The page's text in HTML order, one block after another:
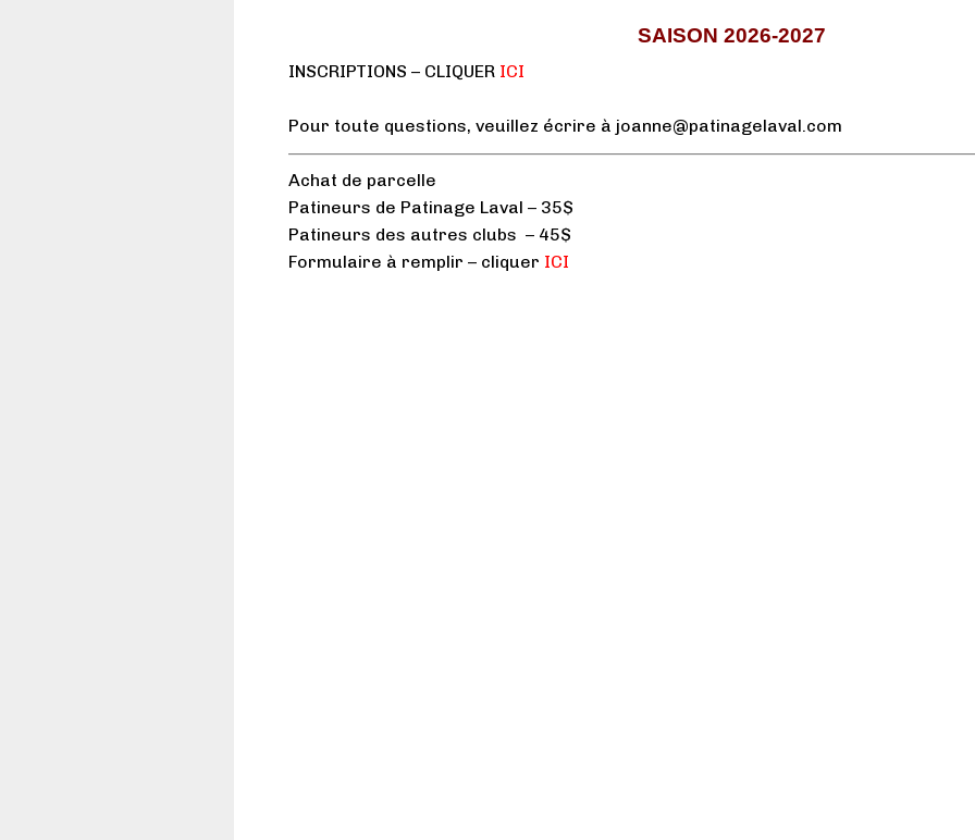
SAISON 2026-2027
INSCRIPTIONS – CLIQUER ICI
Pour toute questions, veuillez écrire à joanne@patinagelaval.com
Achat de parcelle
Patineurs de Patinage Laval – 35$
Patineurs des autres clubs – 45$
Formulaire à remplir – cliquer ICI